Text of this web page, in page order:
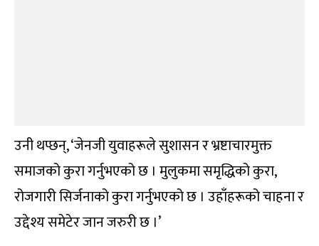
उनी थप्छन्, ‘जेनजी युवाहरूले सुशासन र भ्रष्टाचारमुक्त
समाजको कुरा गर्नुभएको छ । मुलुकमा समृद्धिको कुरा,
रोजगारी सिर्जनाको कुरा गर्नुभएको छ । उहाँहरूको चाहना र
उद्देश्य समेटेर जान जरुरी छ ।’